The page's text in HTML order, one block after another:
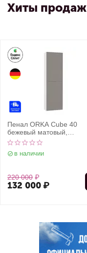
Хиты продаж
Пенал ORKA Cube 40
бежевый матовый,
универсальный
в наличии
220 000 ₽
132 000₽